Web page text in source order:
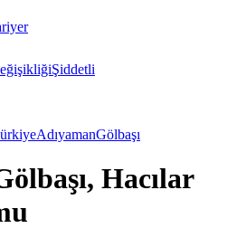
Şiddetli
AdıyamanGölbaşı
Hacılar